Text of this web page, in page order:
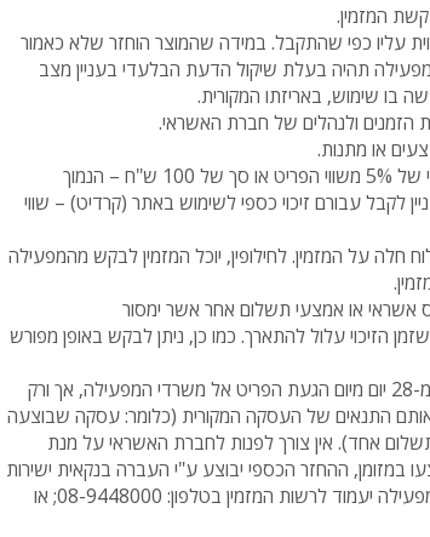
המזמין.
עליו כפי שהתקבל. במידה שהמוצר הוחזר שלא כאמור
המפעילה תהיה בעלת שיקול הדעת הבלעדי בעניין מצב
בו שימוש, באריזתו המקורית.
הזמנים ולנהלים של חברת האשראי.
או מתנות.
במקרה של ביטול שלא עקב פגם במוצר – יקבל המזמין החזר כספי בניכוי של 5% משווי הפריט או סך של 100 ש"ח – הנמוך
לקבל עבורם זיכוי כספי לשימוש באתר (קרדיט) – שווי
על המזמין. לחילופין, יוכל המזמין לבקש מהמפעילה
אשראי או אמצעי תשלום אחר אשר ימסור
הזיכוי עלול להתארך. כמו כן, ניתן לבקש באופן מפורש
את הזיכוי הכספי יקבל המזמין בכפוף למדיניות חברת האשראי ולא יאוחר מ-28 יום מיום הגעת הפריט אל משרדי המפעילה, אך ורק
התנאים של העסקה המקורית (כלומר: עסקה שבוצעה
אחד). אין צורך לפנות לחברת האשראי על מנת
במזומן, ההחזר הכספי יבוצע ע"י העברה בנקאית ישירות
בכל מקרה או שאלה שמתעוררת, שירות הלקוחות של המפעילה יעמוד לרשות המזמין בטלפון: 08-9448000; או